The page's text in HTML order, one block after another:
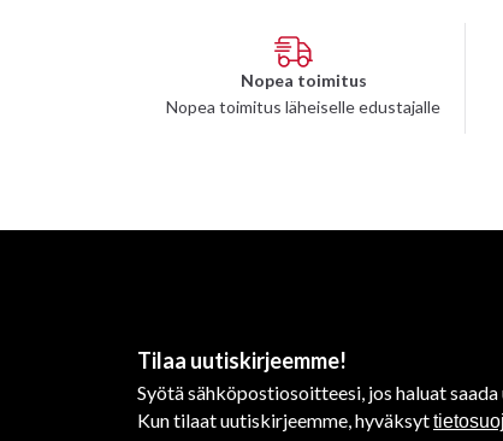
Nopea toimitus
Nopea toimitus läheiselle edustajalle
Tilaa uutiskirjeemme!
Syötä sähköpostiosoitteesi, jos haluat
Kun tilaat uutiskirjeemme, hyväksyt